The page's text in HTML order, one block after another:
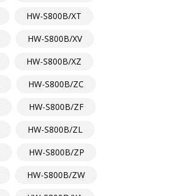
HW-S800B/XT
HW-S800B/XV
HW-S800B/XZ
HW-S800B/ZC
HW-S800B/ZF
HW-S800B/ZL
HW-S800B/ZP
HW-S800B/ZW